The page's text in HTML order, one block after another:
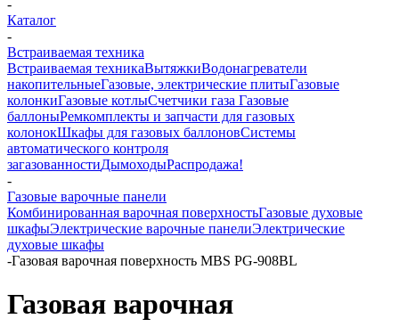
-
Каталог
-
Встраиваемая техника
Встраиваемая техникаВытяжкиВодонагреватели
накопительныеГазовые, электрические плитыГазовые
колонкиГазовые котлыСчетчики газа Газовые
баллоныРемкомплекты и запчасти для газовых
колонокШкафы для газовых баллоновСистемы
автоматического контроля
загазованностиДымоходыРаспродажа!
-
Газовые варочные панели
Комбинированная варочная поверхностьГазовые духовые
шкафыЭлектрические варочные панелиЭлектрические
духовые шкафы
-Газовая варочная поверхность MBS PG-908BL
Газовая варочная